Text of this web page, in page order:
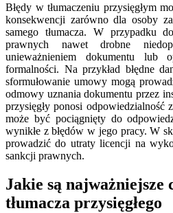
Błędy w tłumaczeniu przysięgłym
konsekwencji zarówno dla osoby
samego tłumacza. W przypadku
prawnych nawet drobne
unieważnieniem dokumentu lub
formalności. Na przykład błędne
sformułowanie umowy mogą
odmowy uznania dokumentu przez
przysięgły ponosi odpowiedzialność
może być pociągnięty do
wynikłe z błędów w jego pracy. W
prowadzić do utraty licencji na
sankcji prawnych.
Jakie są najważniejsze
tłumacza przysięgłego